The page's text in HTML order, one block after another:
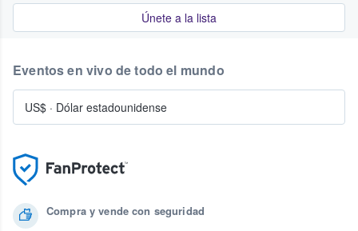
Únete a la lista
Compra y vende con seguridad
Eventos en vivo de todo el mundo
US$ · Dólar estadounidense